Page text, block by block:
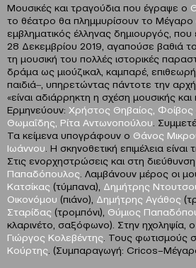
Μουσικές και τραγούδια που έγραψε ο
το θέατρο θα πλημμυρίσουν το Μέγαρο
εμβληματικός έλληνας δημιουργός,
28 Δεκεμβρίου 2019, αγαπούσε βαθιά
τη μουσική του πολλές ιστορικές
δράμα ως μιούζικαλ, καμπαρέ,
παιδιά‒, υπηρετώντας πάντοτε την
«είναι αδιάρρηκτη η σχέση μουσικής
Ερμηνεύουν: Χρήστος Θηβαίος,
Θωμαΐδης, Ρίτα Αντωνοπούλου .
Τα κείμενα υπογράφουν ο Θάνος
Ιωάννου . Η σκηνοθετική επιμέλεια είναι
Στις ενορχηστρώσεις και στη
Παπαδόπουλος . Λαμβάνουν μέρος οι
Κατσίκας (τύμπανα), Δημήτρης
Οικονόμου (πιάνο), Δημήτρης Αγάθος
Σταρίδας (τρομπόνι), Θύμιος
κλαρινέτο, σαξόφωνο). Στην ηχοληψία, ο
Γιώργος Κολεβέντης . Τους φωτισμούς
Κούρτης . (Συμπαραγωγή: